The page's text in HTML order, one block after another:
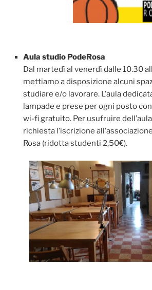
Aula studio PodeRosa
Dal martedì al venerdì dalle 10.30
mettiamo a disposizione alcuni
studiare e/o lavorare. L’aula
lampade e prese per ogni posto
wi-fi gratuito. Per usufruire
richiesta l’iscrizione
Rosa (ridotta studenti 2,50€).